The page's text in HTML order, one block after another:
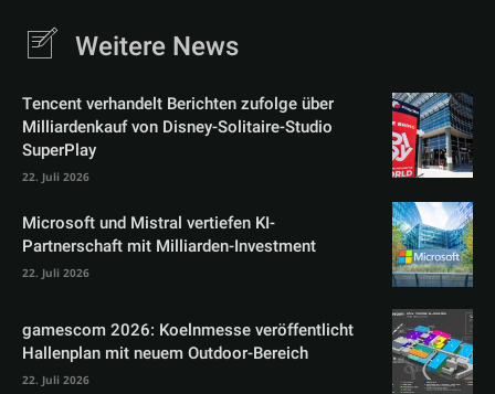
Weitere News
Tencent verhandelt Berichten zufolge über
Milliardenkauf von Disney-Solitaire-Studio
SuperPlay
22. Juli 2026
Microsoft und Mistral vertiefen KI-
Partnerschaft mit Milliarden-Investment
22. Juli 2026
gamescom 2026: Koelnmesse veröffentlicht
Hallenplan mit neuem Outdoor-Bereich
22. Juli 2026